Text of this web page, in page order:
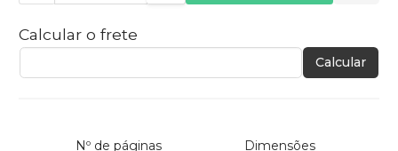
Calcular o frete
Calcular
Nº de páginas Dimensões